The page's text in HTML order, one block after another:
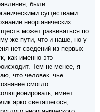
были
существами.
неорганических
может развиваться по
же пути, что и наше, но у
нет сведений из первых
как именно это
Тем не менее, я
что человек, чье
смогло
имеет
ярко светящегося,